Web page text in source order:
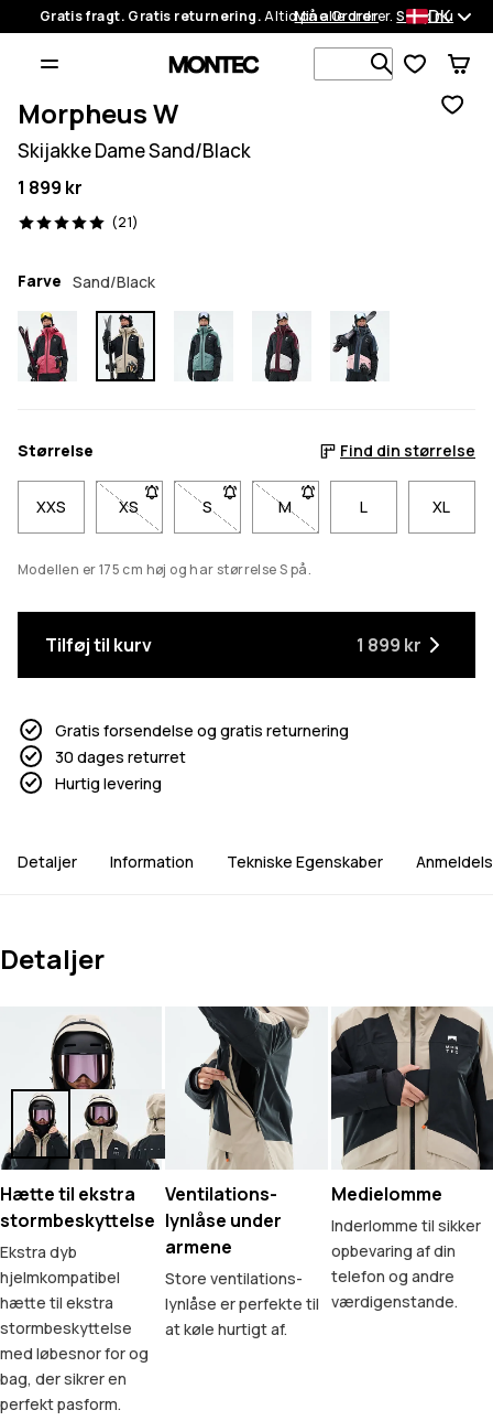
Gratis fragt. Gratis returnering.Altid på alle ordrer.Shop nu
Mine Ordrer DK
Søg i 1
Morpheus W
Skijakke Dame Sand/Black
1 899 kr
(21)
21 anmeldelser, 5/5
Farve Sand/Black
Størrelse Find din størrelse
XXS XS- Størrelse XS er ikke tilgængelig. Klik for at blive
S- Størrelse S er ikke tilgængelig. Klik
M- Størrelse M er ikke
L XL
Modellen er 175 cm høj og har størrelse S på.
Tilføj til kurv 1 899 kr
Gratis forsendelse og gratis returnering
30 dages returret
Hurtig levering
Detaljer Information Tekniske Egenskaber
Detaljer
Hætte til ekstra
stormbeskyttelse
Ekstra dyb
hjelmkompatibel
hætte til ekstra
stormbeskyttelse
med løbesnor for og
bag, der sikrer en
perfekt pasform.
Ventilations-
lynlåse under
armene
Store ventilations-
lynlåse er perfekte til
at køle hurtigt af.
Medielomme
Inderlomme til sikker
opbevaring af din
telefon og andre
værdigenstande.